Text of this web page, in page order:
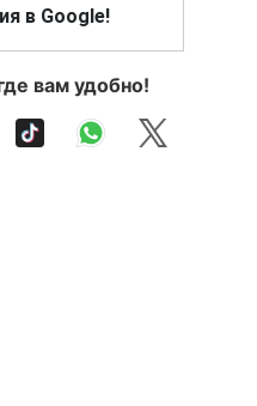
в Google!
вам удобно!